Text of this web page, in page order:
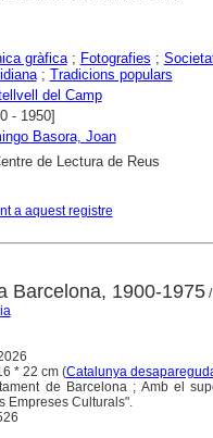
gràfica; Fotografies ;
; Tradicions populars
del Camp
- 1950]
Basora, Joan
de Lectura de Reus
a aquest registre
Barcelona, 1900-1975/
* 22 cm (Catalunya
de Barcelona ; Amb el
Empreses Culturals".